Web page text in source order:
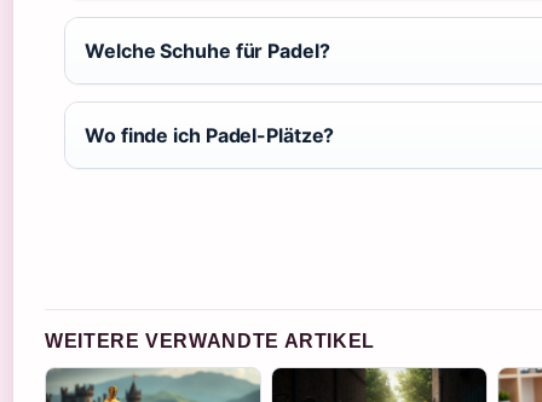
Welche Schuhe für Padel?
Wo finde ich Padel-Plätze?
WEITERE VERWANDTE ARTIKEL